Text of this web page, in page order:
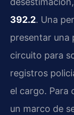
392.2. Una
presentar una
circuito para
registros
el cargo. Para
un marco de